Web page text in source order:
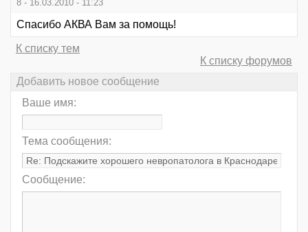
8 - 16.03.2010 - 11:23
Спасибо АКВА Вам за помощь!
К списку тем
К списку форумов
Добавить новое сообщение
Ваше имя:
Тема сообщения:
Сообщение: